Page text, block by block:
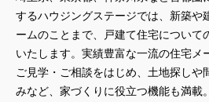
するハウジングステージでは、新築や
ームのことまで、戸建て住宅について
いたします。実績豊富な一流の住宅メ
ご見学・ご相談をはじめ、土地探しや
みなど、家づくりに役立つ機能も満載。